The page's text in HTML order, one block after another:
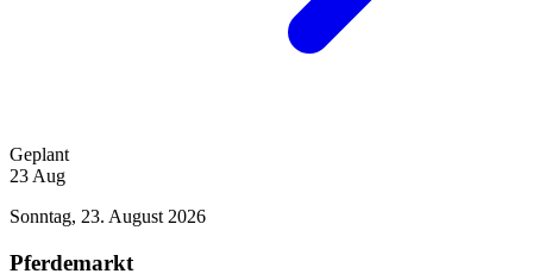
Geplant
23 Aug
Sonntag, 23. August 2026
Pferdemarkt